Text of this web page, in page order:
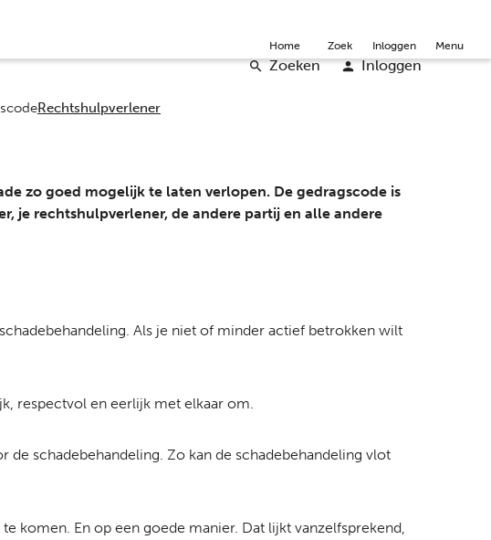
Zoeken Inloggen
Home Zoek Inloggen Menu
Rechtshulpverlener
zo goed mogelijk te laten verlopen. De gedragscode is
je rechtshulpverlener, de andere partij en alle andere
Als je niet of minder actief betrokken wilt
respectvol en eerlijk met elkaar om.
schadebehandeling. Zo kan de schadebehandeling vlot
komen. En op een goede manier. Dat lijkt vanzelfsprekend,